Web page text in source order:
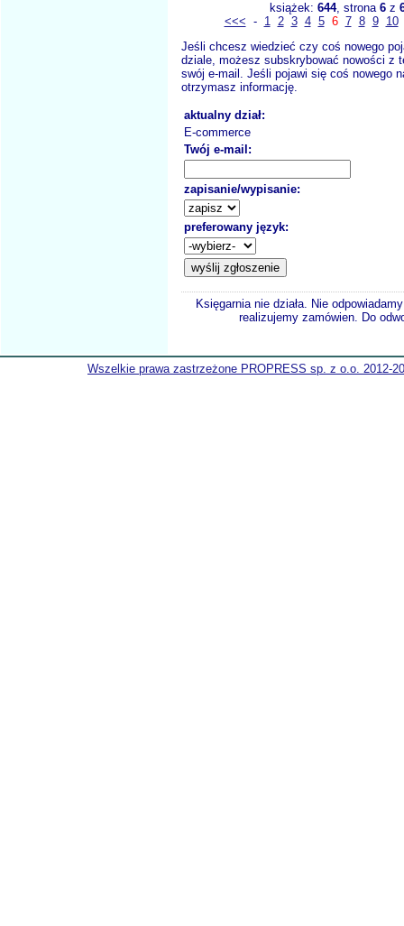
książek: 644, strona 6z
<<< - 1 2 3 4 5 6 7 8 9
10
Jeśli chcesz wiedzieć czy coś nowego
dziale, możesz subskrybować nowości z
swój e-mail. Jeśli pojawi się coś nowego
otrzymasz informację.
aktualny dział:
E-commerce
Twój e-mail:
zapisanie/wypisanie:
preferowany język:
Księgarnia nie działa. Nie
realizujemy zamówien. Do
Wszelkie prawa zastrzeżone PROPRESS sp. z o.o. 2012-